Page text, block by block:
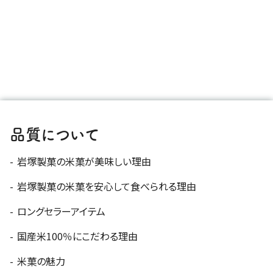
品質について
岩塚製菓の米菓が美味しい理由
岩塚製菓の米菓を安心して食べられる理由
ロングセラーアイテム
国産米100％にこだわる理由
米菓の魅力